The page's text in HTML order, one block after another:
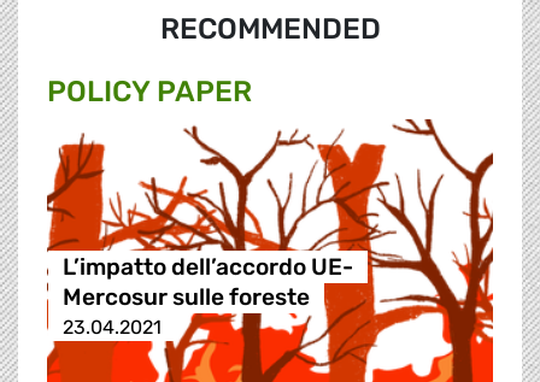
RECOMMENDED
POLICY PAPER
L’impatto dell’accordo UE-
Mercosur sulle foreste
23.04.2021